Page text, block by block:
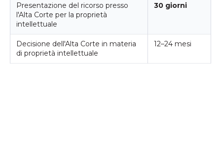
Presentazione del ricorso presso
l'Alta Corte per la proprietà
intellettuale
30 giorni
Decisione dell'Alta Corte in materia
di proprietà intellettuale
12–24 mesi